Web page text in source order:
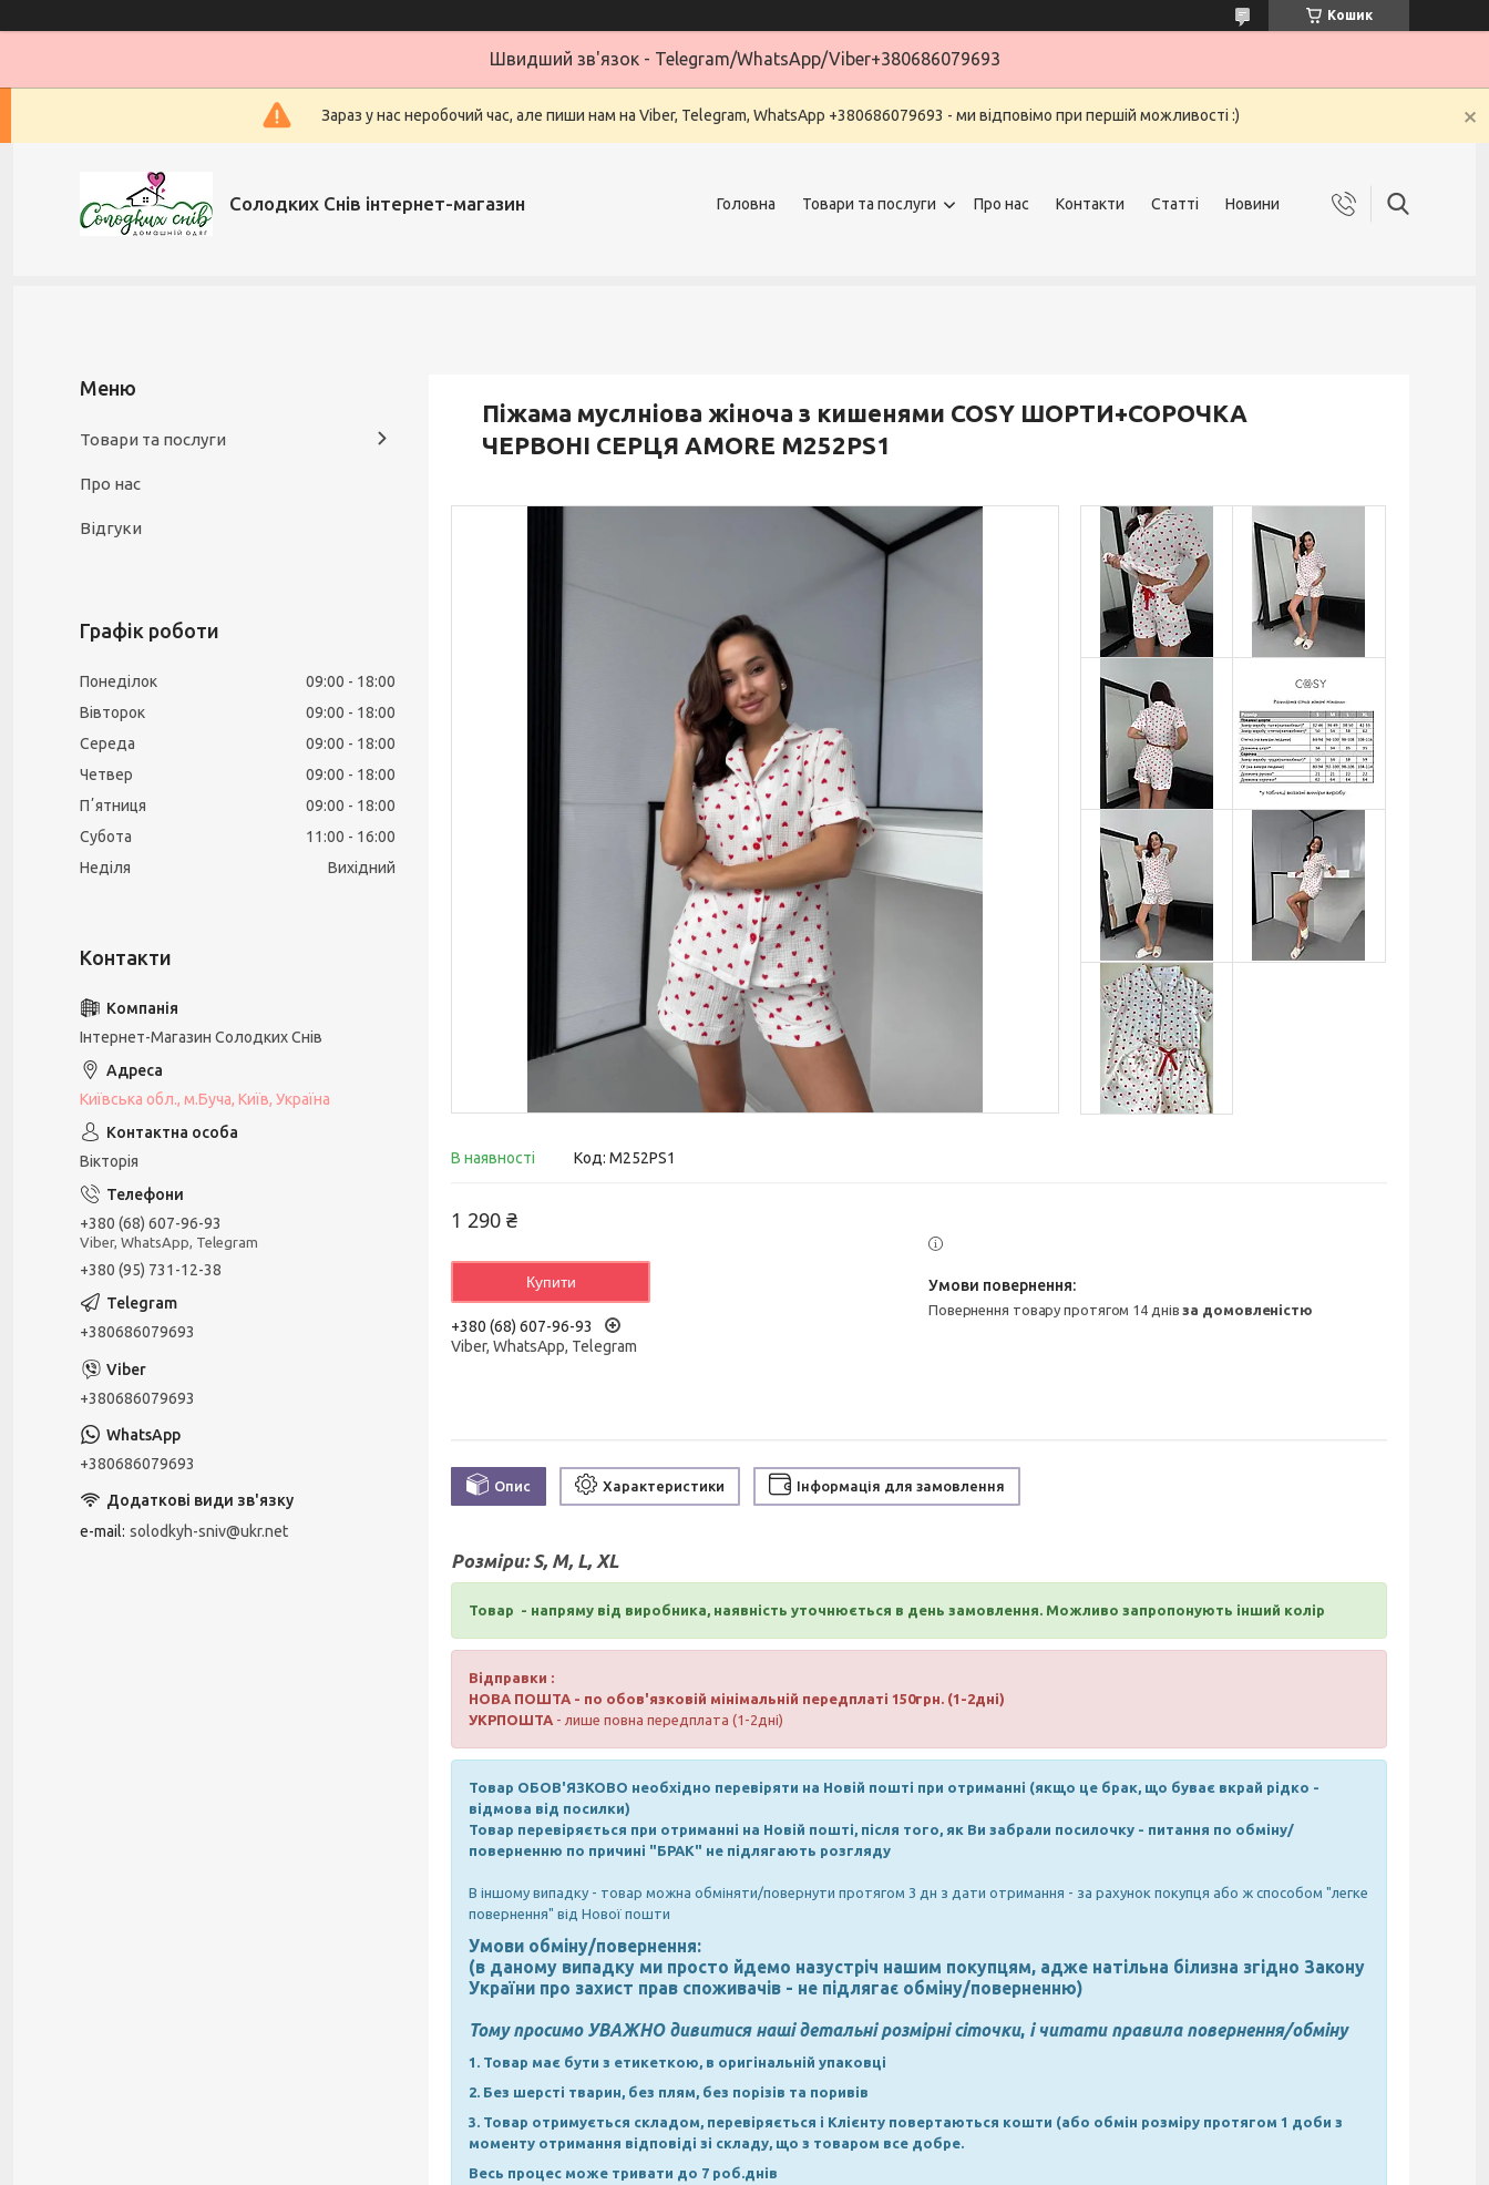
Кошик
Швидший зв'язок - Telegram/WhatsApp/Viber+380686079693
Зараз у нас неробочий час, але пиши нам на Viber, Telegram, WhatsApp +380686079693 - ми відповімо при першій можливості :)
Солодких Снів інтернет-магазин Головна Товари та послуги Про нас Контакти Статті Новини
Піжама муслніова жіноча з кишенями COSY ШОРТИ+СОРОЧКА
ЧЕРВОНІ СЕРЦЯ AMORE M252PS1
В наявності Код: M252PS1
1 290 ₴
Купити
+380 (68) 607-96-93
Viber, WhatsApp, Telegram
повернення товару протягом 14 днівза домовленістю
Опис Характеристики Інформація для замовлення
Розміри:S, M, L, XL
Товар - напряму від виробника, наявність уточнюється в день замовлення. Можливо запропонують інший колір
Відправки :
НОВА ПОШТА - по обов'язковій мінімальній передплаті 150грн. (1-2дні)
УКРПОШТА - лише повна передплата (1-2дні)
Товар ОБОВ'ЯЗКОВО необхідно перевіряти на Новій пошті при отриманні (якщо це брак, що буває вкрай рідко -
відмова від посилки)
Товар перевіряється при отриманні на Новій пошті, після того, як Ви забрали посилочку - питання по обміну/
поверненню по причині "БРАК" не підлягають розгляду
В іншому випадку - товар можна обміняти/повернути протягом 3 дн з дати отримання - за рахунок покупця або ж способом "легке
повернення" від Нової пошти
Умови обміну/повернення:
(в даному випадку ми просто йдемо назустріч нашим покупцям, адже натільна білизна згідно Закону
України про захист прав споживачів - не підлягає обміну/поверненню)
Тому просимо УВАЖНО дивитися наші детальні розмірні сіточки, і читати правила повернення/обміну
1. Товар має бути з етикеткою, в оригінальній упаковці
2. Без шерсті тварин, без плям, без порізів та поривів
3. Товар отримується складом, перевіряється і Клієнту повертаються кошти (або обмін розміру протягом 1 доби з
моменту отримання відповіді зі складу, що з товаром все добре.
Весь процес може тривати до 7 роб.днів
Товари та послуги
Про нас
Відгуки
Графік роботи
Понеділок 09:00
18:00
Вівторок
09:00
18:00
Середа
09:00
18:00
Четвер
09:00
18:00
Пʼятниця
09:00
18:00
Субота
11:00
16:00
Неділя
Вихідний
Інтернет-Магазин Солодких Снів
Київська обл., м.Буча, Київ, Україна
Вікторія
+380 (68) 607-96-93
Viber, WhatsApp, Telegram
+380 (95) 731-12-38
+380686079693
+380686079693
+380686079693
e-mail solodkyh-sniv@ukr.net